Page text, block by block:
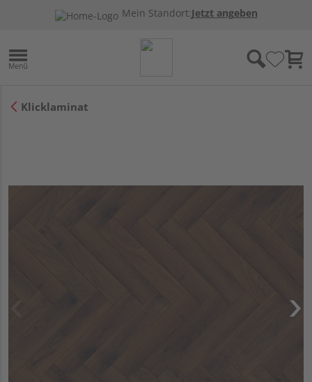
Mein Standort:Jetzt angeben
Klicklaminat